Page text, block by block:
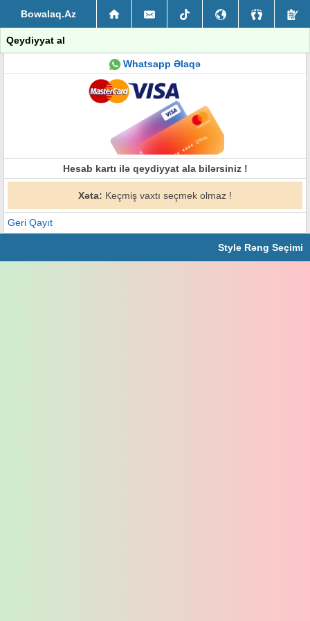
Bowalaq.Az
Qeydiyyat al
Whatsapp Əlaqə
Hesab kartı ilə qeydiyyat ala bilərsiniz !
Xəta: Keçmiş vaxtı seçmek olmaz !
Geri Qayıt
Style Rəng Seçimi